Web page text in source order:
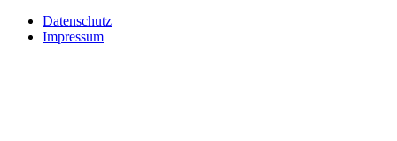
Datenschutz
Impressum